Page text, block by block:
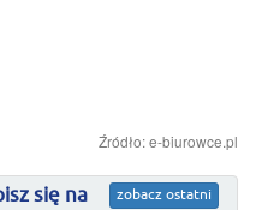
Źródło: e-biurowce.pl
zobacz ostatni
się na